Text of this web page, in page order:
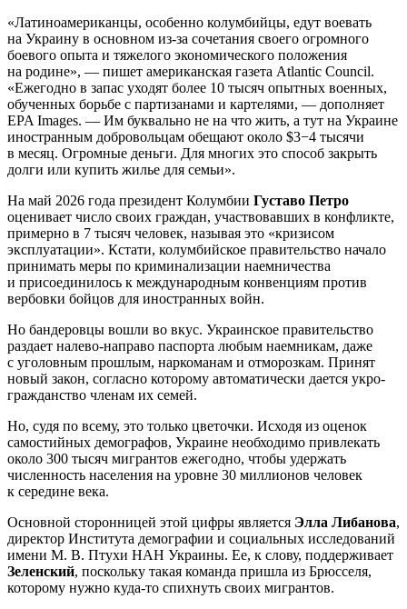
«Латиноамериканцы, особенно колумбийцы, едут воевать
на Украину в основном из-за сочетания своего огромного
боевого опыта и тяжелого экономического положения
на родине», — пишет американская газета Atlantic Council.
«Ежегодно в запас уходят более 10 тысяч опытных военных,
обученных борьбе с партизанами и картелями, — дополняет
EPA Images. — Им буквально не на что жить, а тут на Украине
иностранным добровольцам обещают около $3−4 тысячи
в месяц. Огромные деньги. Для многих это способ закрыть
долги или купить жилье для семьи».
На май 2026 года президент Колумбии Густаво Петро
оценивает число своих граждан, участвовавших в конфликте,
примерно в 7 тысяч человек, называя это «кризисом
эксплуатации». Кстати, колумбийское правительство начало
принимать меры по криминализации наемничества
и присоединилось к международным конвенциям против
вербовки бойцов для иностранных войн.
Но бандеровцы вошли во вкус. Украинское правительство
раздает налево-направо паспорта любым наемникам, даже
с уголовным прошлым, наркоманам и отморозкам. Принят
новый закон, согласно которому автоматически дается укро-
гражданство членам их семей.
Но, судя по всему, это только цветочки. Исходя из оценок
самостийных демографов, Украине необходимо привлекать
около 300 тысяч мигрантов ежегодно, чтобы удержать
численность населения на уровне 30 миллионов человек
к середине века.
Основной сторонницей этой цифры является Элла Либанова,
директор Института демографии и социальных исследований
имени М. В. Птухи НАН Украины. Ее, к слову, поддерживает
Зеленский, поскольку такая команда пришла из Брюсселя,
которому нужно куда-то спихнуть своих мигрантов.